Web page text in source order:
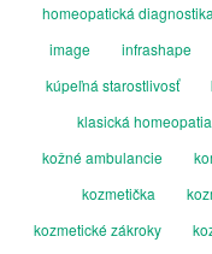
homeopatická diagnostika
image
infrashape
kúpeľná starostlivosť
klasická homeopatia
kožné ambulancie
kozmetička
kozmetické zákroky